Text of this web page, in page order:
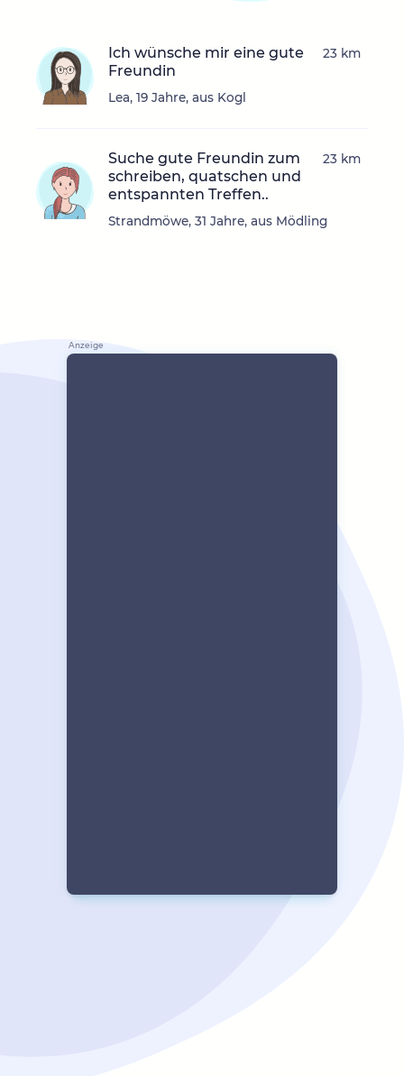
Ich wünsche mir eine gute
Freundin
Lea, 19 Jahre, aus Kogl
23 km
Suche gute Freundin zum
schreiben, quatschen und
entspannten Treffen..
Strandmöwe, 31 Jahre, aus Mödling
23 km